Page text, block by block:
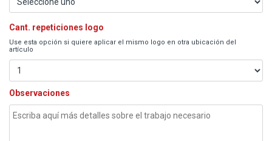
Cant. repeticiones logo
Use esta opción si quiere aplicar el mismo logo en otra ubicación del
artículo
Observaciones